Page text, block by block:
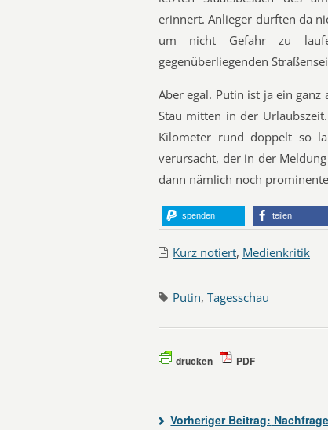
erinnert. Anlieger durften da
um nicht Gefahr zu
gegenüberliegenden
Aber egal. Putin ist ja ein
Stau mitten in der
Kilometer rund doppelt so
verursacht, der in der
dann nämlich noch
spenden teilen
Kurz notiert, Medienkritik
Putin, Tagesschau
drucken PDF
Vorheriger Beitrag: